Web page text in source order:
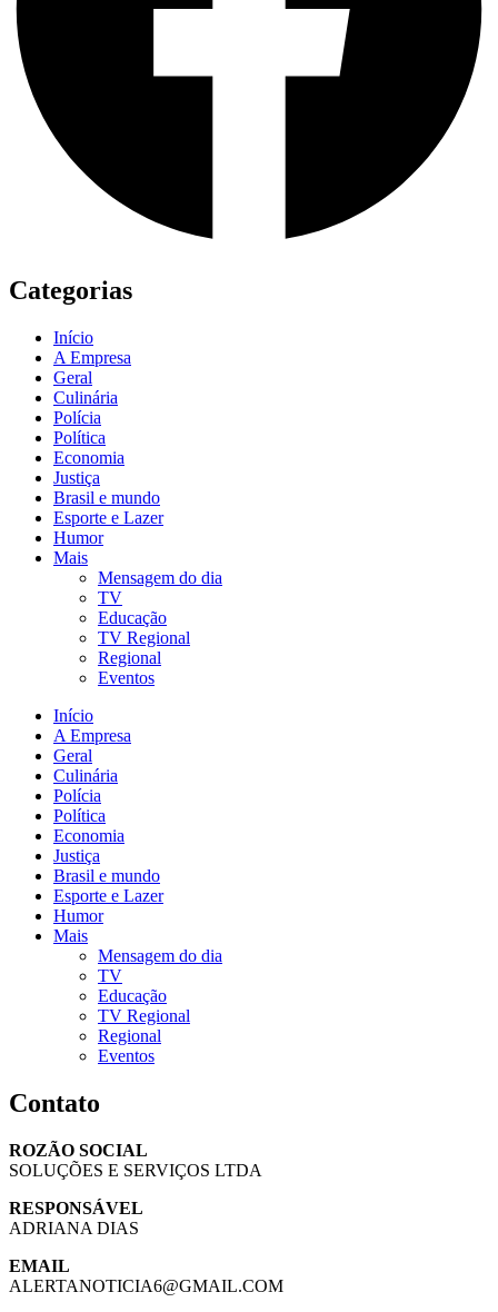
Categorias
Início
A Empresa
Geral
Culinária
Polícia
Política
Economia
Justiça
Brasil e mundo
Esporte e Lazer
Humor
Mais
Mensagem do dia
TV
Educação
TV Regional
Regional
Eventos
Início
A Empresa
Geral
Culinária
Polícia
Política
Economia
Justiça
Brasil e mundo
Esporte e Lazer
Humor
Mais
Mensagem do dia
TV
Educação
TV Regional
Regional
Eventos
Contato
ROZÃO SOCIAL
SOLUÇÕES E SERVIÇOS LTDA
RESPONSÁVEL
ADRIANA DIAS
EMAIL
ALERTANOTICIA6@GMAIL.COM